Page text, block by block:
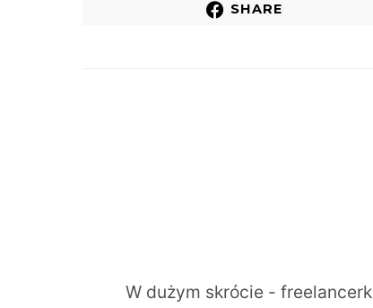
SHARE
W dużym skrócie -